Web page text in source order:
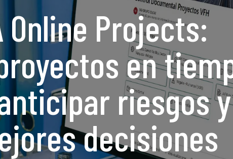
Online Projects:
en
riesgos y
decisiones